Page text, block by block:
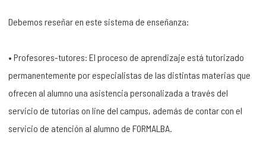
Debemos reseñar en este sistema de enseñanza:
• Profesores-tutores: El proceso de aprendizaje está tutorizado
permanentemente por especialistas de las distintas materias que
ofrecen al alumno una asistencia personalizada a través del
servicio de tutorías on line del campus, además de contar con el
servicio de atención al alumno de FORMALBA.